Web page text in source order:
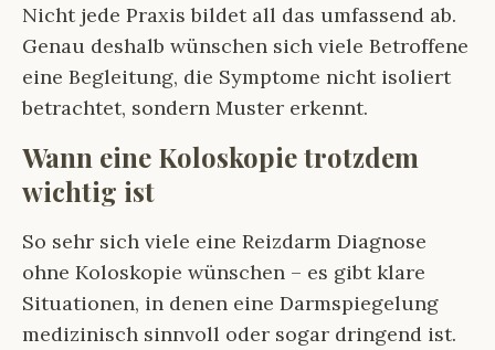
Nicht jede Praxis bildet all das umfassend ab.
Genau deshalb wünschen sich viele Betroffene
eine Begleitung, die Symptome nicht isoliert
betrachtet, sondern Muster erkennt.
Wann eine Koloskopie trotzdem
wichtig ist
So sehr sich viele eine Reizdarm Diagnose
ohne Koloskopie wünschen – es gibt klare
Situationen, in denen eine Darmspiegelung
medizinisch sinnvoll oder sogar dringend ist.